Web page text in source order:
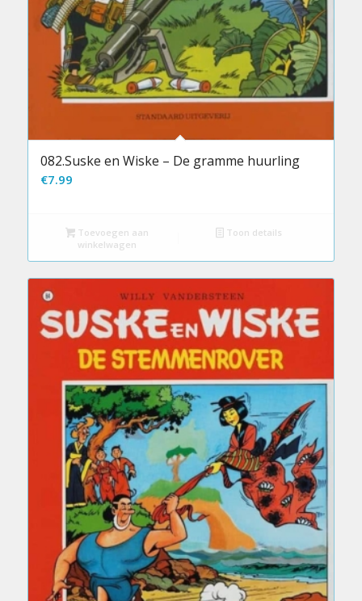
082.Suske en Wiske – De gramme huurling
€7.99
Toevoegen aan
winkelwagen
Toon details